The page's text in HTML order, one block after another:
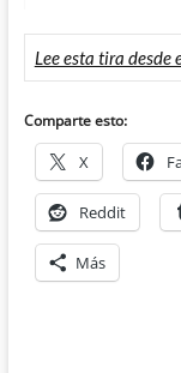
Lee esta tira desde
Comparte esto:
X
Reddit
Más